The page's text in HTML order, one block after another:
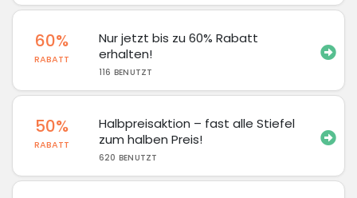
60%
RABATT
Nur jetzt bis zu 60% Rabatt
erhalten!
116 BENUTZT
50%
RABATT
Halbpreisaktion – fast alle Stiefel
zum halben Preis!
620 BENUTZT